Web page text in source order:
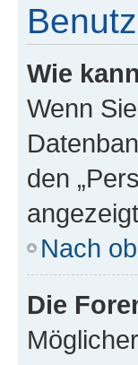
Wie
Wenn
den
Nach
Die